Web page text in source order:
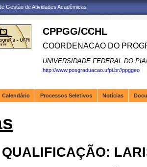
Gestão de Atividades Acadêmicas
CPPGG/CCHL
COORDENACAO DO
UNIVERSIDADE FEDERAL DO
http://www.posgraduacao.ufpi.br//ppggeo
Calendário Processos Seletivos Notícias